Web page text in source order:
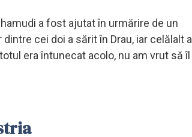
a fost ajutat în urmărire de un
cei doi a sărit în Drau, iar celălalt a
era întunecat acolo, nu am vrut să îl